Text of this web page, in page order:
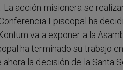
La acción misionera se
Episcopal ha
va a exponer a la
ha terminado su trabajo
ahora la decisión de la Santa